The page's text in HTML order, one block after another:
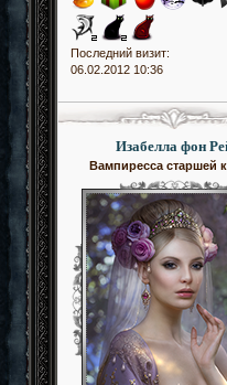
Последний визит:
06.02.2012 10:36
Изабелла фон
Вампиресса старшей